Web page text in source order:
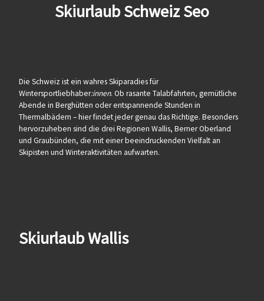
Skiurlaub Schweiz Seo
Die Schweiz ist ein wahres Skiparadies für
Wintersportliebhaber:innen. Ob rasante Talabfahrten, gemütliche
Abende in Berghütten oder entspannende Stunden in
Thermalbädern – hier findet jeder genau das Richtige. Besonders
hervorzuheben sind die drei Regionen Wallis, Berner Oberland
und Graubünden, die mit einer beeindruckenden Vielfalt an
Skipisten und Winteraktivitäten aufwarten.
Skiurlaub Wallis